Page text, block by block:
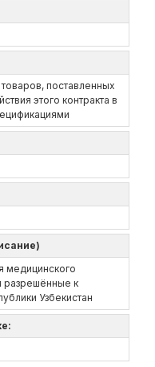
поставленных
этого контракта в
медицинского
разрешённые к
Узбекистан